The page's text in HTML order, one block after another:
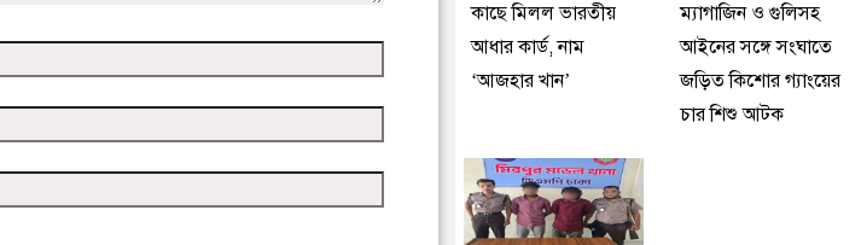
কাছে মিলল ভারতীয়
আধার কার্ড, নাম
‘আজহার খান’
ম্যাগাজিন ও গুলিসহ
আইনের সঙ্গে সংঘাতে
জড়িত কিশোর গ্যাংয়ের
চার শিশু আটক